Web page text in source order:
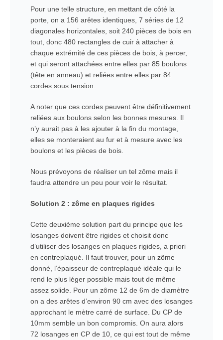
Pour une telle structure, en mettant de côté la
porte, on a 156 arêtes identiques, 7 séries de 12
diagonales horizontales, soit 240 pièces de bois en
tout, donc 480 rectangles de cuir à attacher à
chaque extrémité de ces pièces de bois, à percer,
et qui seront attachées entre elles par 85 boulons
(tête en anneau) et reliées entre elles par 84
cordes sous tension.
A noter que ces cordes peuvent être définitivement
reliées aux boulons selon les bonnes mesures. Il
n’y aurait pas à les ajouter à la fin du montage,
elles se monteraient au fur et à mesure avec les
boulons et les pièces de bois.
Nous prévoyons de réaliser un tel zôme mais il
faudra attendre un peu pour voir le résultat.
Solution 2 : zôme en plaques rigides
Cette deuxième solution part du principe que les
losanges doivent être rigides et choisit donc
d’utiliser des losanges en plaques rigides, a priori
en contreplaqué. Il faut trouver, pour un zôme
donné, l’épaisseur de contreplaqué idéale qui le
rend le plus léger possible mais tout de même
assez solide. Pour un zôme 12 de 6m de diamètre
on a des arêtes d’environ 90 cm avec des losanges
approchant le mètre carré de surface. Du CP de
10mm semble un bon compromis. On aura alors
72 losanges en CP de 10, ce qui est tout de même